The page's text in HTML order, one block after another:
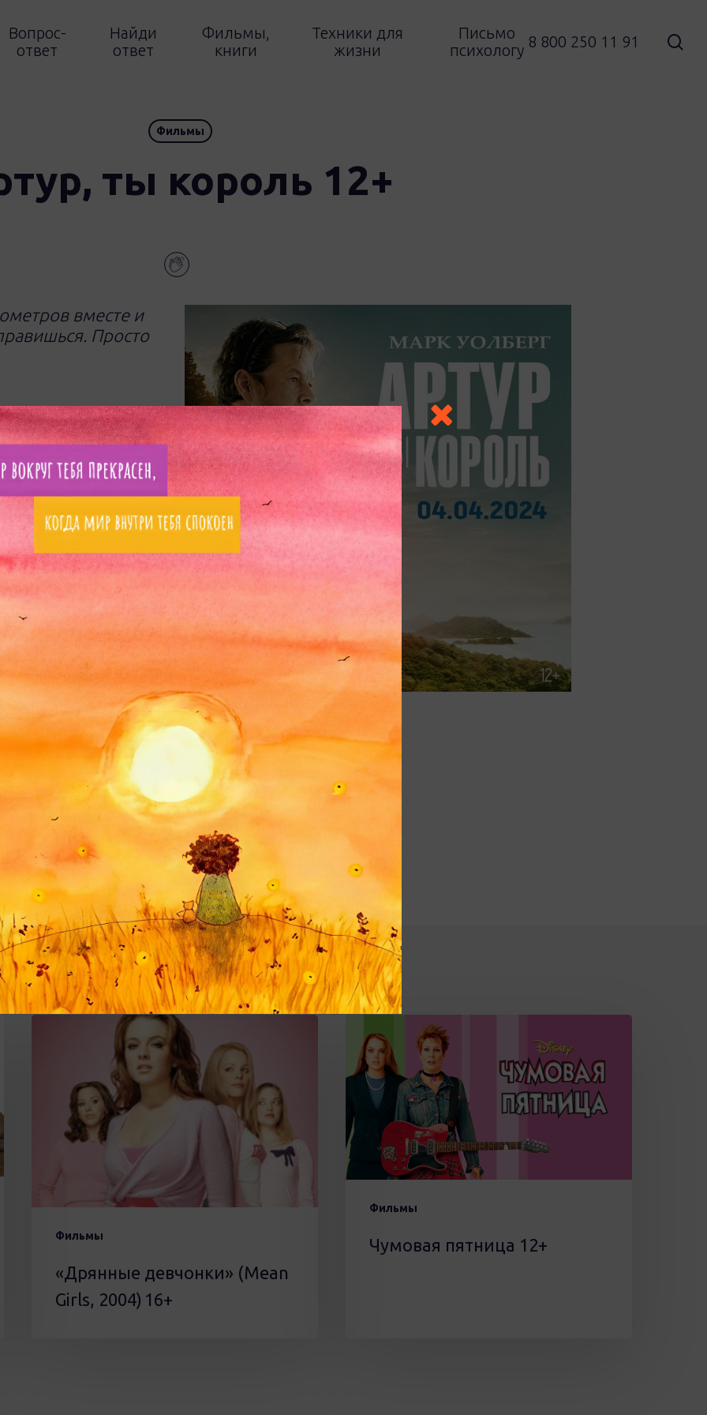
Вопрос-
ответ
Найди
ответ
Фильмы,
книги
Техники для
жизни
Письмо
психологу 8 800 250 11 91
Фильмы
ты король 12+
вместе и
Просто
и гонка на
о настоящей
собакой. О том, как
стал частью
их всех.
#верность #дружба #приключение
Фильмы
«Дрянные
2004) 16+
«Дрянные девчонки» (Mean
Girls, 2004) 16+
Фильмы
пятница
12+
Чумовая пятница 12+